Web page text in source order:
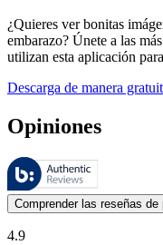
¿Quieres ver bonitas
embarazo? Únete a las
utilizan esta aplicación
Descarga de manera
Opiniones
Estas reseñas las
Las opiniones de los
Comprender las reseñas de
4.9